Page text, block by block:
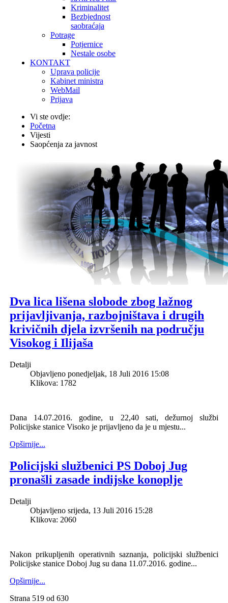
Kriminalitet
Bezbjednost
saobraćaja
Potrage
Potjernice
Nestale osobe
KONTAKT
Uprava policije
Kabinet ministra
WebMail
Prijava
Vi ste ovdje:
Početna
Vijesti
Saopćenja za javnost
Dva lica lišena slobode zbog lažnog
prijavljivanja, razbojništava i drugih
krivičnih djela izvršenih na području
Visokog i Ilijaša
Detalji
Objavljeno ponedjeljak, 18 Juli 2016 15:08
Klikova: 1782
Dana 14.07.2016. godine, u 22,40 sati, dežurnoj službi
Policijske stanice Visoko je prijavljeno da je u mjestu...
Opširnije...
Policijski službenici PS Doboj Jug
pronašli zasade indijske konoplje
Detalji
Objavljeno srijeda, 13 Juli 2016 15:28
Klikova: 2060
Nakon prikupljenih operativnih saznanja, policijski službenici
Policijske stanice Doboj Jug su dana 11.07.2016. godine...
Opširnije...
Strana 519 od 630